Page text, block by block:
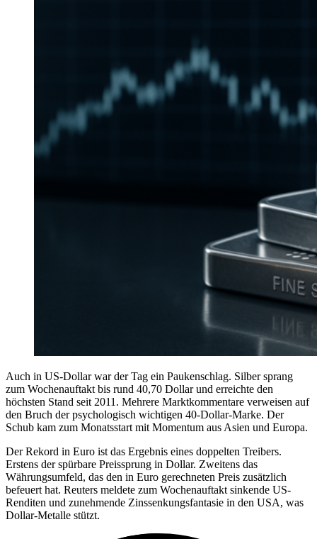
Auch in US-Dollar war der Tag ein Paukenschlag. Silber sprang
zum Wochenauftakt bis rund 40,70 Dollar und erreichte den
höchsten Stand seit 2011. Mehrere Marktkommentare verweisen auf
den Bruch der psychologisch wichtigen 40-Dollar-Marke. Der
Schub kam zum Monatsstart mit Momentum aus Asien und Europa.
Der Rekord in Euro ist das Ergebnis eines doppelten Treibers.
Erstens der spürbare Preissprung in Dollar. Zweitens das
Währungsumfeld, das den in Euro gerechneten Preis zusätzlich
befeuert hat. Reuters meldete zum Wochenauftakt sinkende US-
Renditen und zunehmende Zinssenkungsfantasie in den USA, was
Dollar-Metalle stützt.